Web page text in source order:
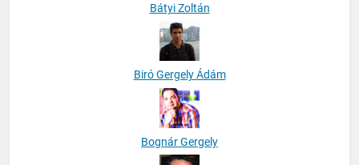
Bátyi Zoltán
Biró Gergely Ádám
Bognár Gergely